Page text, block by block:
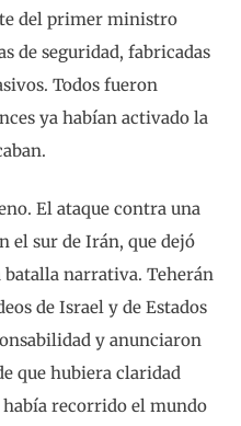
del primer ministro
de seguridad, fabricadas
Todos fueron
ya habían activado la
El ataque contra una
el sur de Irán, que dejó
narrativa. Teherán
de Israel y de Estados
y anunciaron
que hubiera claridad
recorrido el mundo